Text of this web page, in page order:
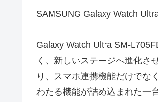
SAMSUNG Galaxy Watch
Galaxy Watch Ultra
く、新しいステージへ進化さ
り、スマホ連携機能だけでな
わたる機能が詰め込まれた一